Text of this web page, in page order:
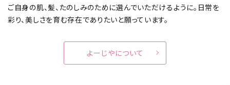
ご自身の肌、髪、たのしみのために選んでいただけるように。 日常を
彩り、美しさを育む存在でありたいと願っています。
よーじやについて